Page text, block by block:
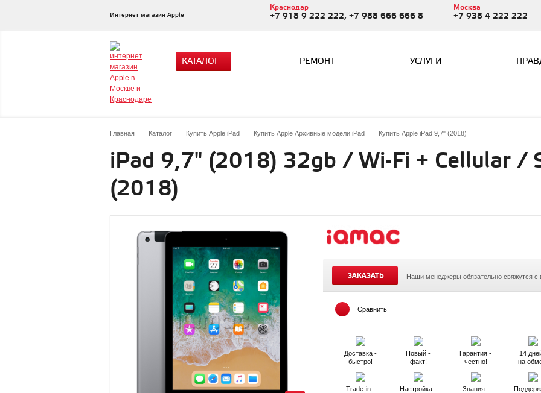
Интернет магазин Apple
Краснодар
+7 918 9 222 222, +7 988 666 666 8
Москва
+7 938 4 222 222
КАТАЛОГ РЕМОНТ УСЛУГИ
Главная Каталог Купить Apple iPad Купить Apple Архивные модели iPad Купить Apple iPad 9,7" (2018)
iPad 9,7" (2018) 32gb / Wi-Fi + Cellular /
(2018)
ЗАКАЗАТЬ Наши менеджеры обязательно свяжутся с
Сравнить
Доставка -
быстро!
Новый -
факт!
Гарантия -
честно!
14
на
Trade-in -
Настройка -
Знания -